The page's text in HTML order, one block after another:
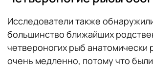
Исследователи также
большинство ближайших
четвероногих рыб анатомически
очень медленно, потому что